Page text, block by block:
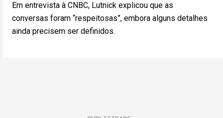
Em entrevista à CNBC, Lutnick explicou que as
conversas foram “respeitosas”, embora alguns detalhes
ainda precisem ser definidos.